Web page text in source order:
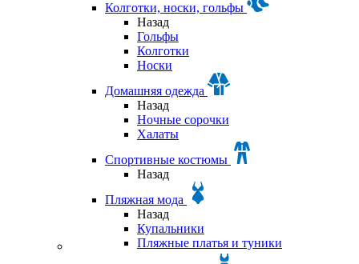
Колготки, носки, гольфы
Назад
Гольфы
Колготки
Носки
Домашняя одежда
Назад
Ночные сорочки
Халаты
Спортивные костюмы
Назад
Пляжная мода
Назад
Купальники
Пляжные платья и туники